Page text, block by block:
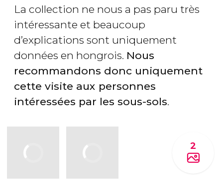
La collection ne nous a pas paru très
intéressante et beaucoup
d’explications sont uniquement
données en hongrois. Nous
recommandons donc uniquement
cette visite aux personnes
intéressées par les sous-sols.
2